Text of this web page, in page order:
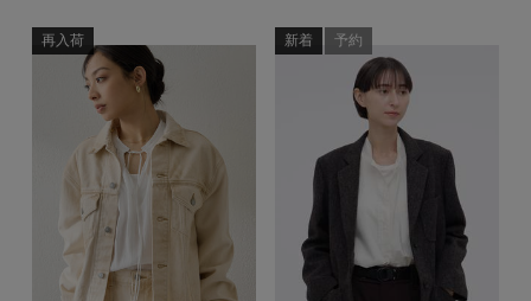
新着 予約
再入荷